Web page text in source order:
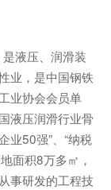
液压、润滑装
业，是中国钢铁
业协会会员单
液压润滑行业骨
业50强”、“纳税
面积8万多㎡，
事研发的工程技